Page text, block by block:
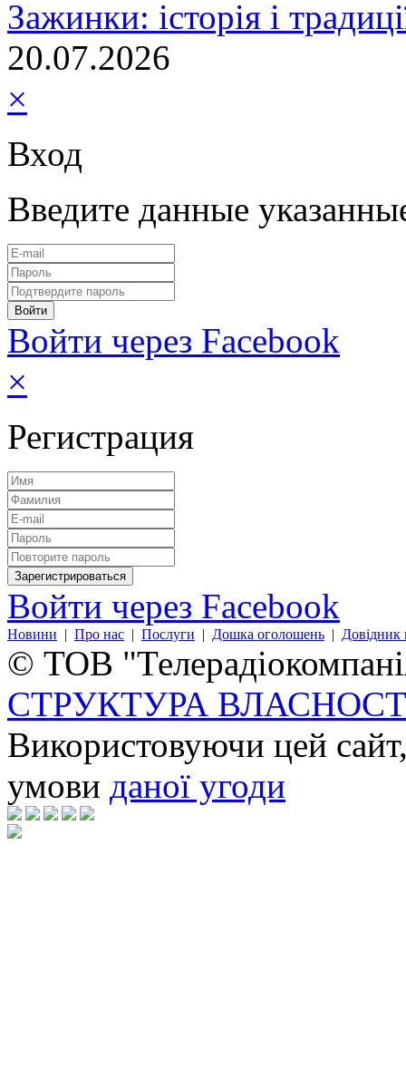
Зажинки: історія і
20.07.2026
×
Вход
Введите данные
Войти через Facebook
×
Регистрация
Войти через Facebook
Новини | Про нас | Послуги | Дошка оголошень | Довідник
© ТОВ
СТРУКТУРА
Використовуючи цей
умови даної угоди